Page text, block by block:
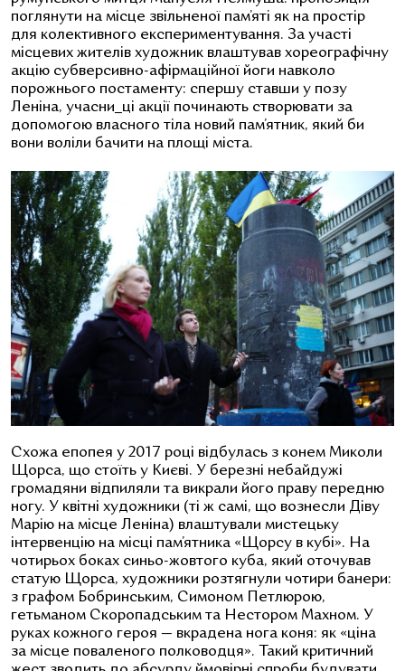
поглянути на місце звільненої пам’яті як на простір
для колективного експериментування. За участі
місцевих жителів художник влаштував хореографічну
акцію субверсивно-афірмаційної йоги навколо
порожнього постаменту: спершу ставши у позу
Леніна, учасни_ці акції починають створювати за
допомогою власного тіла новий пам’ятник, який би
вони воліли бачити на площі міста.
Схожа епопея у 2017 році відбулась з конем Миколи
Щорса, що стоїть у Києві. У березні небайдужі
громадяни відпиляли та викрали його праву передню
ногу. У квітні художники (ті ж самі, що вознесли Діву
Марію на місце Леніна) влаштували мистецьку
інтервенцію на місці пам’ятника «Щорсу в кубі». На
чотирьох боках синьо-жовтого куба, який оточував
статую Щорса, художники розтягнули чотири банери:
з графом Бобринським, Симоном Петлюрою,
гетьманом Скоропадським та Нестором Махном. У
руках кожного героя — вкрадена нога коня: як «ціна
за місце поваленого полководця». Такий критичний